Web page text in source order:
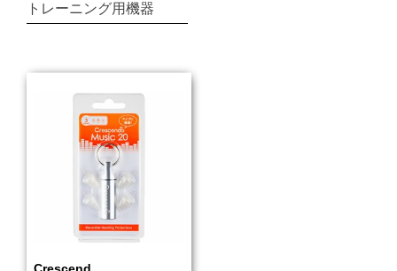
トレーニング用機器